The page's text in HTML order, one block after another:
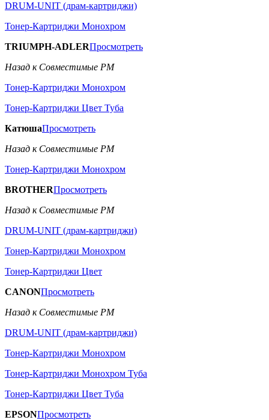
DRUM-UNIT (драм-картриджи)
Тонер-Картриджи Монохром
TRIUMPH-ADLERПросмотреть
Назад к Совместимые РМ
Тонер-Картриджи Монохром
Тонер-Картриджи Цвет Туба
КатюшаПросмотреть
Назад к Совместимые РМ
Тонер-Картриджи Монохром
BROTHERПросмотреть
Назад к Совместимые РМ
DRUM-UNIT (драм-картриджи)
Тонер-Картриджи Монохром
Тонер-Картриджи Цвет
CANONПросмотреть
Назад к Совместимые РМ
DRUM-UNIT (драм-картриджи)
Тонер-Картриджи Монохром
Тонер-Картриджи Монохром Туба
Тонер-Картриджи Цвет Туба
EPSONПросмотреть